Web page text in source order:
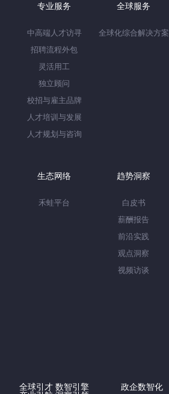
专业服务
中高端人才访寻
招聘流程外包
灵活用工
独立顾问
校招与雇主品牌
人才培训与发展
人才规划与咨询
全球服务
全球化综合解决方案
生态网络
禾蛙平台
趋势洞察
白皮书
薪酬报告
前沿实践
观点洞察
视频访谈
全球引才 数智引擎
政企数智化